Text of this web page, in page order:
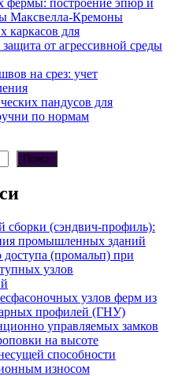
фермы: построение эпюр и
Максвелла-Кремоны
каркасов для
от агрессивной среды
на срез: учет
пандусов для
по нормам
Поиск
сборки (сэндвич-профиль):
промышленных зданий
(промальп) при
узлов
узлов ферм из
профилей (ГНУ)
управляемых замков
на высоте
способности
износом